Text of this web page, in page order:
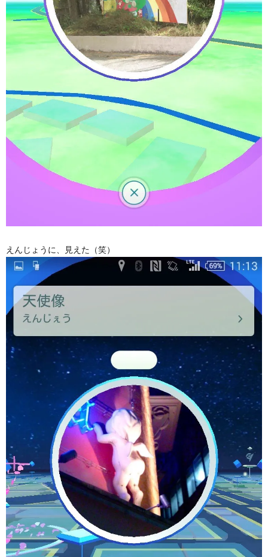
えんじょうに、見えた（笑）